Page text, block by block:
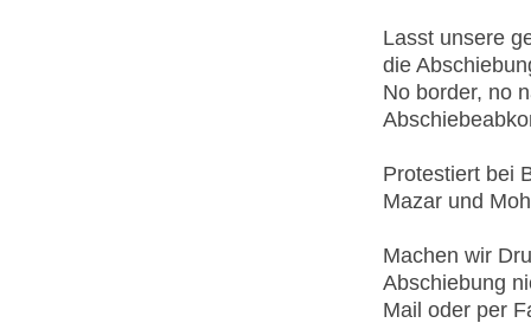
Lasst unsere
die
No border, no
Protestiert bei
Mazar und
Machen wir
Abschiebung
Mail oder per